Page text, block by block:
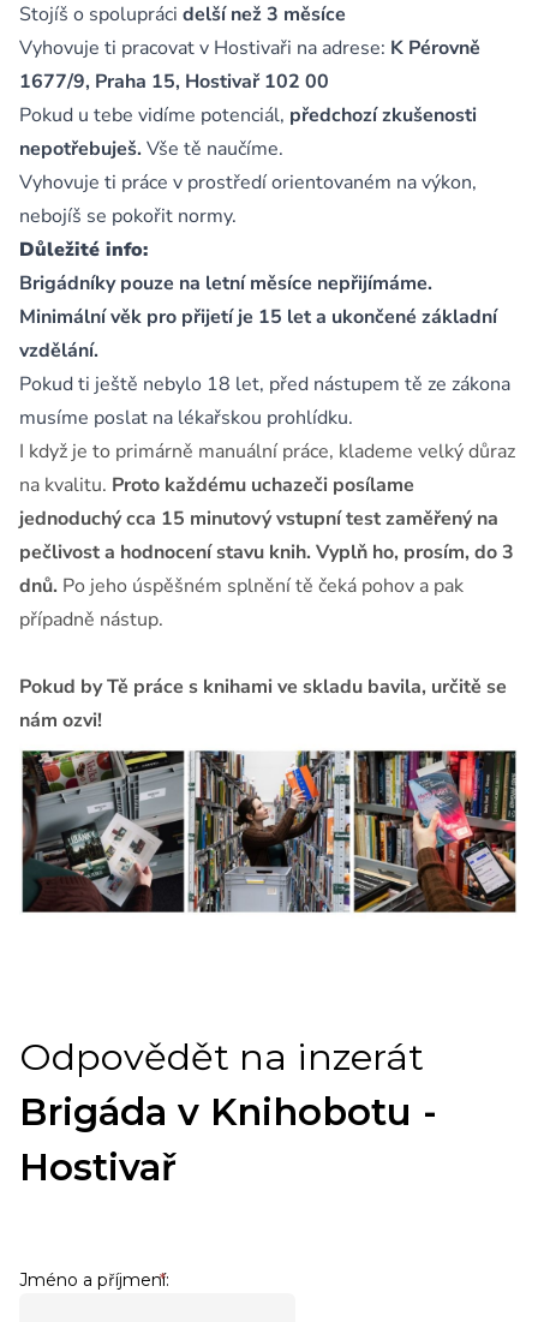
Stojíš o spolupráci delší než 3 měsíce
Vyhovuje ti pracovat v Hostivaři na adrese: K Pérovně
1677/9, Praha 15, Hostivař 102 00
Pokud u tebe vidíme potenciál, předchozí zkušenosti
nepotřebuješ. Vše tě naučíme.
Vyhovuje ti práce v prostředí orientovaném na výkon,
nebojíš se pokořit normy.
Důležité info:
Brigádníky pouze na letní měsíce nepřijímáme.
Minimální věk pro přijetí je 15 let a ukončené základní
vzdělání.
Pokud ti ještě nebylo 18 let, před nástupem tě ze zákona
musíme poslat na lékařskou prohlídku.
I když je to primárně manuální práce, klademe velký důraz
na kvalitu. Proto každému uchazeči posílame
jednoduchý cca 15 minutový vstupní test zaměřený na
pečlivost a hodnocení stavu knih. Vyplň ho, prosím, do 3
dnů. Po jeho úspěšném splnění tě čeká pohov a pak
případně nástup.
Pokud by Tě práce s knihami ve skladu bavila, určitě se
nám ozvi!